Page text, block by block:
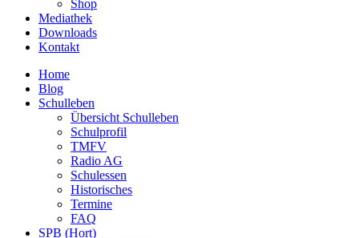
Shop
Mediathek
Downloads
Kontakt
Home
Blog
Schulleben
Übersicht Schulleben
Schulprofil
TMFV
Radio AG
Schulessen
Historisches
Termine
FAQ
SPB (Hort)